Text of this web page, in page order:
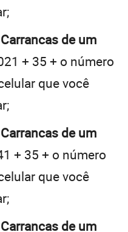
de um
+ 35 + o número
que você
de um
+ 35 + o número
que você
de um